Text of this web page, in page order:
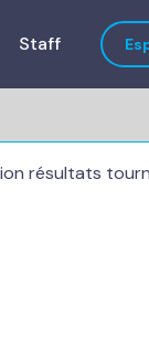
Staff
résultats